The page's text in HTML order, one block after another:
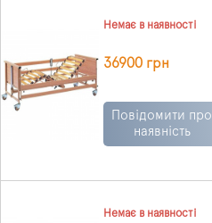
Немає в наявності
36900 грн
Повідомити про
наявність
Немає в наявності